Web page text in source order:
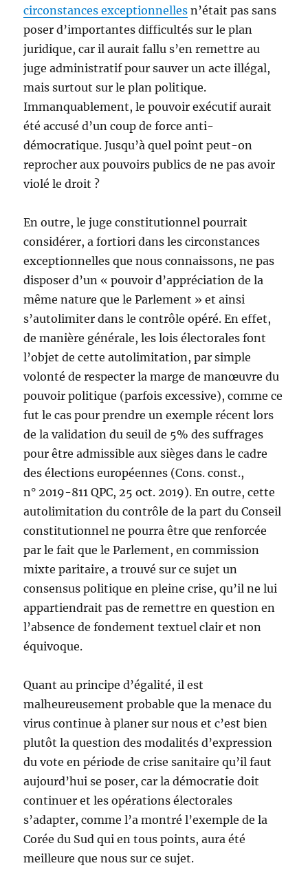
circonstances exceptionnelles n’était pas sans
poser d’importantes difficultés sur le plan
juridique, car il aurait fallu s’en remettre au
juge administratif pour sauver un acte illégal,
mais surtout sur le plan politique.
Immanquablement, le pouvoir exécutif aurait
été accusé d’un coup de force anti-
démocratique. Jusqu’à quel point peut-on
reprocher aux pouvoirs publics de ne pas avoir
violé le droit ?
En outre, le juge constitutionnel pourrait
considérer, a fortiori dans les circonstances
exceptionnelles que nous connaissons, ne pas
disposer d’un « pouvoir d’appréciation de la
même nature que le Parlement » et ainsi
s’autolimiter dans le contrôle opéré. En effet,
de manière générale, les lois électorales font
l’objet de cette autolimitation, par simple
volonté de respecter la marge de manœuvre du
pouvoir politique (parfois excessive), comme ce
fut le cas pour prendre un exemple récent lors
de la validation du seuil de 5% des suffrages
pour être admissible aux sièges dans le cadre
des élections européennes (Cons. const.,
n° 2019-811 QPC, 25 oct. 2019). En outre, cette
autolimitation du contrôle de la part du Conseil
constitutionnel ne pourra être que renforcée
par le fait que le Parlement, en commission
mixte paritaire, a trouvé sur ce sujet un
consensus politique en pleine crise, qu’il ne lui
appartiendrait pas de remettre en question en
l’absence de fondement textuel clair et non
équivoque.
Quant au principe d’égalité, il est
malheureusement probable que la menace du
virus continue à planer sur nous et c’est bien
plutôt la question des modalités d’expression
du vote en période de crise sanitaire qu’il faut
aujourd’hui se poser, car la démocratie doit
continuer et les opérations électorales
s’adapter, comme l’a montré l’exemple de la
Corée du Sud qui en tous points, aura été
meilleure que nous sur ce sujet.